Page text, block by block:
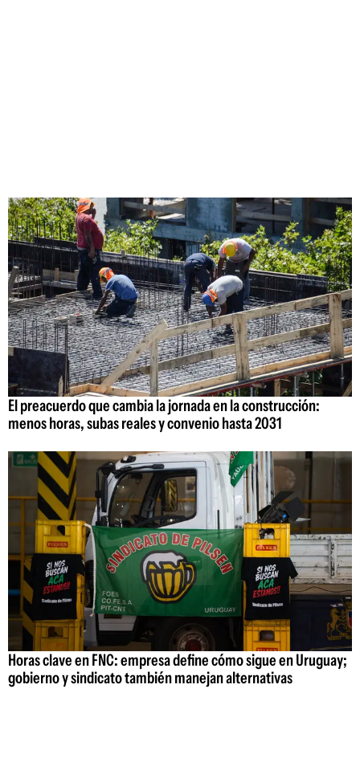
El preacuerdo que cambia la jornada en la construcción:
menos horas, subas reales y convenio hasta 2031
Horas clave en FNC: empresa define cómo sigue en Uruguay;
gobierno y sindicato también manejan alternativas